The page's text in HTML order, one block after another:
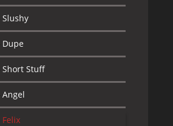
Slushy
Dupe
Short Stuff
Angel
Felix